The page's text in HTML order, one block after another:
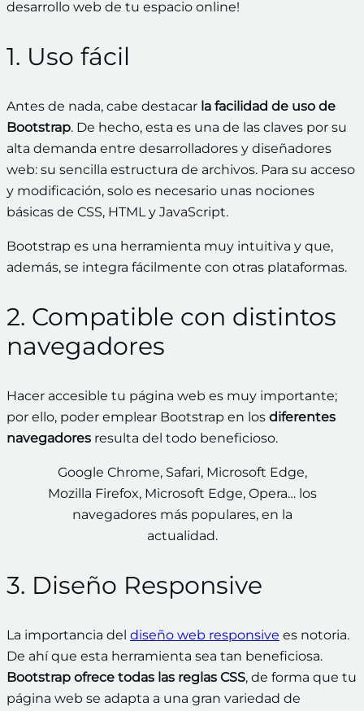
desarrollo web de tu espacio online!
1. Uso fácil
Antes de nada, cabe destacar la facilidad de uso de
Bootstrap. De hecho, esta es una de las claves por su
alta demanda entre desarrolladores y diseñadores
web: su sencilla estructura de archivos. Para su acceso
y modificación, solo es necesario unas nociones
básicas de CSS, HTML y JavaScript.
Bootstrap es una herramienta muy intuitiva y que,
además, se integra fácilmente con otras plataformas.
2. Compatible con distintos
navegadores
Hacer accesible tu página web es muy importante;
por ello, poder emplear Bootstrap en los diferentes
navegadores resulta del todo beneficioso.
Google Chrome, Safari, Microsoft Edge,
Mozilla Firefox, Microsoft Edge, Opera… los
navegadores más populares, en la
actualidad.
3. Diseño Responsive
La importancia del diseño web responsive es notoria.
De ahí que esta herramienta sea tan beneficiosa.
Bootstrap ofrece todas las reglas CSS, de forma que tu
página web se adapta a una gran variedad de